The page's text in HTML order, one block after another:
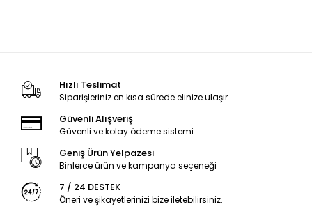
Hızlı Teslimat
Siparişleriniz en kısa sürede elinize ulaşır.
Güvenli Alışveriş
Güvenli ve kolay ödeme sistemi
Geniş Ürün Yelpazesi
Binlerce ürün ve kampanya seçeneği
7 / 24 DESTEK
Öneri ve şikayetlerinizi bize iletebilirsiniz.